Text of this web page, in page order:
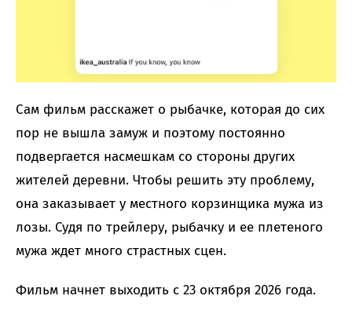
Сам фильм расскажет о рыбачке, которая до сих
пор не вышла замуж и поэтому постоянно
подвергается насмешкам со стороны других
жителей деревни. Чтобы решить эту проблему,
она заказывает у местного корзинщика мужа из
лозы. Судя по трейлеру, рыбачку и ее плетеного
мужа ждет много страстных сцен.
Фильм начнет выходить с 23 октября 2026 года.